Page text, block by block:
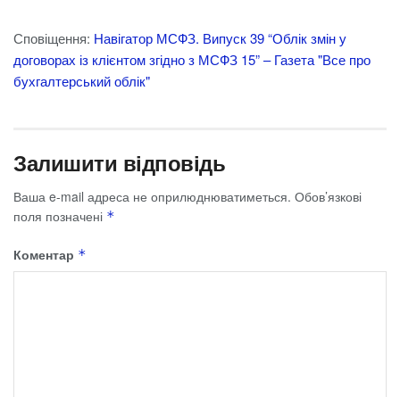
Сповіщення: Навігатор МСФЗ. Випуск 39 “Облік змін у
договорах із клієнтом згідно з МСФЗ 15” – Газета "Все про
бухгалтерський облік"
Залишити відповідь
Ваша e-mail адреса не оприлюднюватиметься. Обов’язкові
поля позначені *
Коментар *